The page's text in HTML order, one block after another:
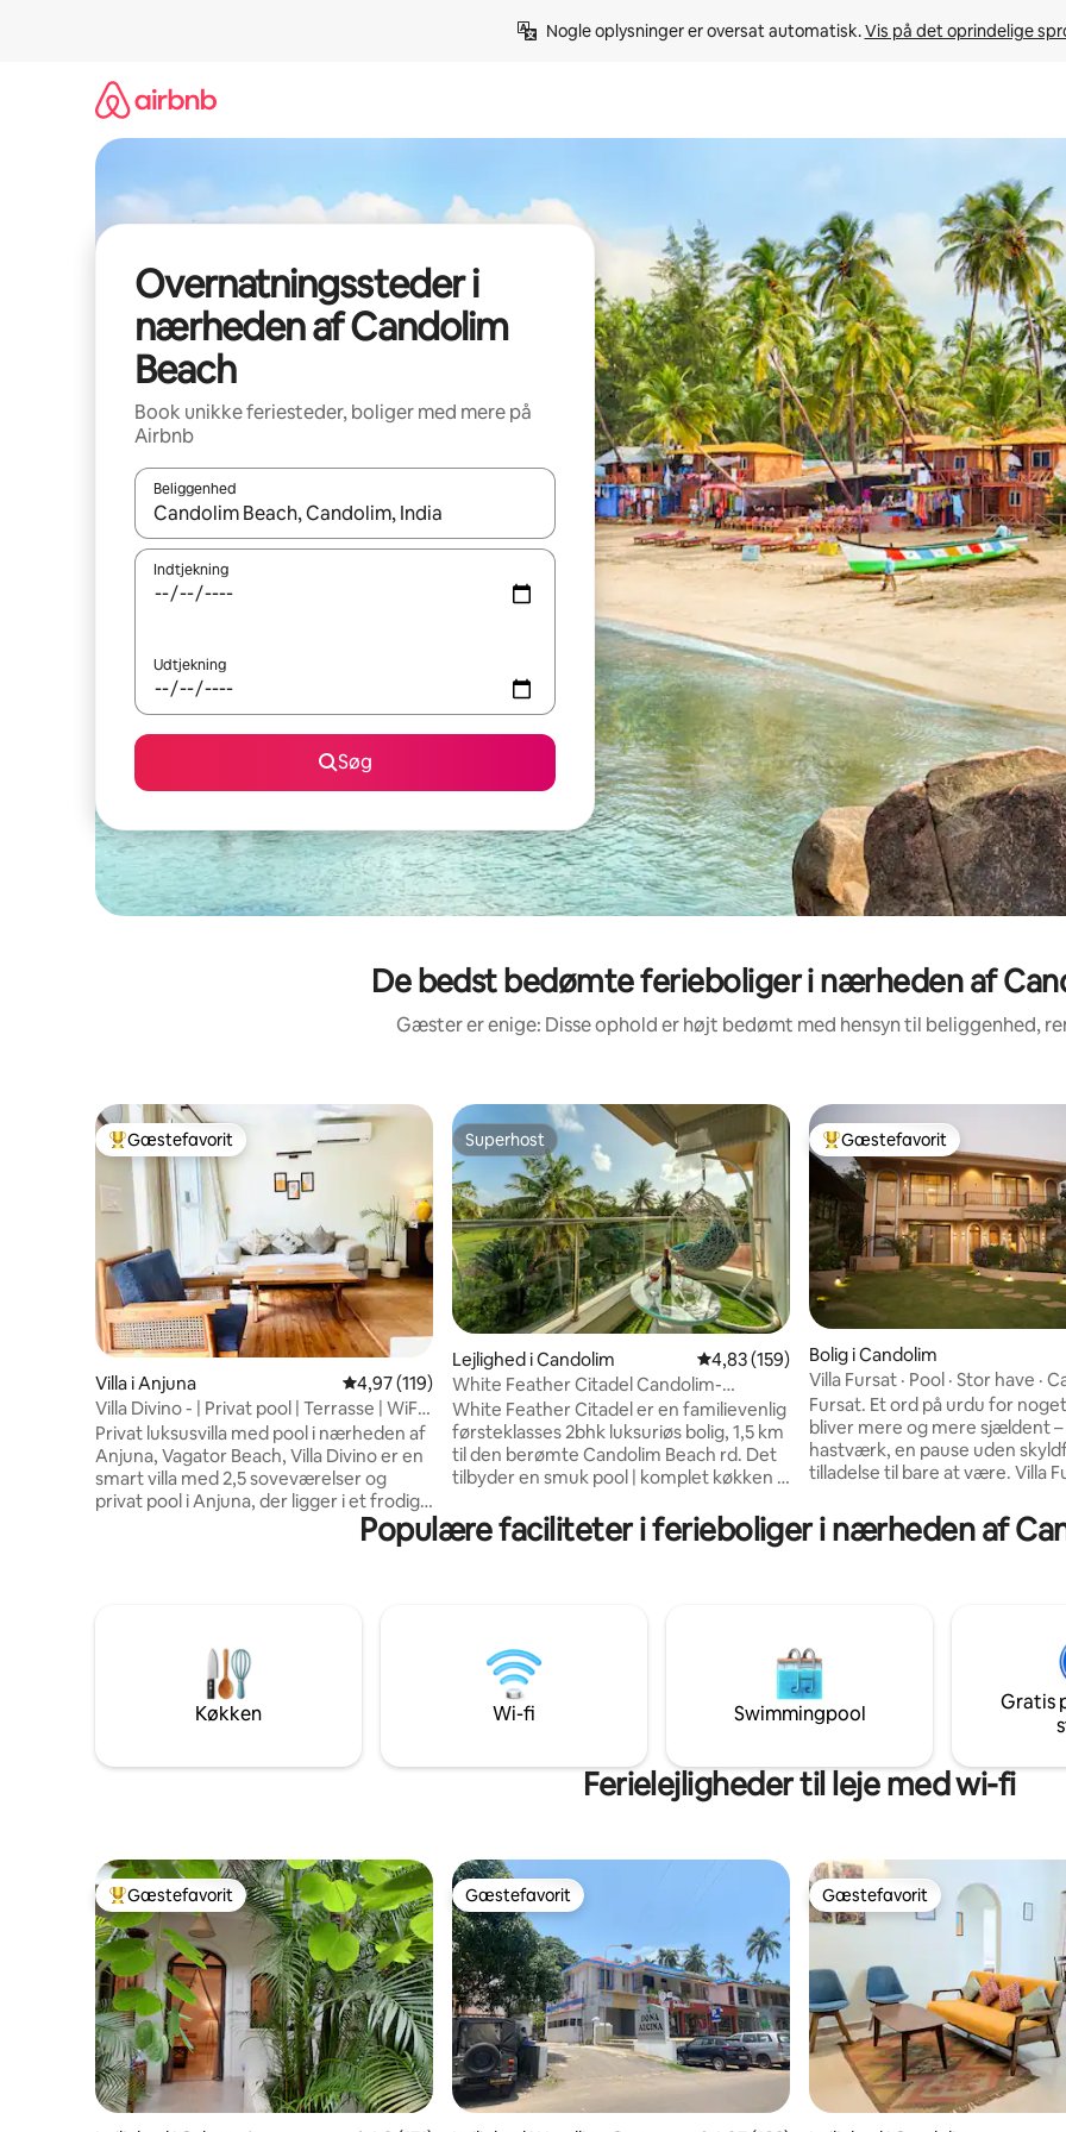
Nogle oplysninger er oversat automatisk. Vis på det oprindelige
Overnatningssteder i
nærheden af Candolim
Beach
Book unikke feriesteder, boliger med mere på
Airbnb
Beliggenhed
Når resultaterne er tilgængelige, skal du navigere med piletasterne op og ned eller se mere ved at trykke eller stryge.
Indtjekning
Udtjekning
Søg
De bedst bedømte ferieboliger i nærheden af
Gæster er enige: Disse ophold er højt bedømt med hensyn til beliggenhed,
Bedste gæstefavorit
Gæstefavorit
Villa i Anjuna 4,97 ud af 5 i gennemsnitlig bedømmelse, 119 omtaler
4,97 (119)
Villa Divino - | Privat pool | Terrasse | WiFi |
Strand
Privat luksusvilla med pool i nærheden af
Anjuna, Vagator Beach, Villa Divino er en
smart villa med 2,5 soveværelser og
privat pool i Anjuna, der ligger i et frodigt,
stille grønt område, men kun få minutter
fra Goas hotteste caféer, strande og
bakkerne i Nord-Goa, kun 1,5 km fra
Vagator Beach, en kort køretur til Anjuna
Beach, lige ved siden af Assagao og en
nem køretur til Morjim, Ashwem,
Superhost
Superhost
Lejlighed i Candolim 4,83 ud af 5 i gennemsnitlig bedømmelse,
4,83 (159)
White Feather Citadel Candolim-
stranden
White Feather Citadel er en familievenlig
førsteklasses 2bhk luksuriøs bolig, 1,5 km
til den berømte Candolim Beach rd. Det
tilbyder en smuk pool | komplet køkken |
sikkert, 24-timers bevogtet, eksklusivt,
luksuriøst område med videotelefoner,
frodig natur 5 min kørsel til strande,
restauranter, supermarkeder,
natklubber, kasinoer, levende musik og
marked
Bedste gæstefavorit
Gæstefavorit
Bolig i Candolim
Villa Fursat · Pool · Stor have ·
Fursat. Et ord på urdu for
bliver mere og mere sjældent
hastværk, en pause uden
tilladelse til bare at være. Villa
med 4 soveværelser i de rolige
Candolim, udvalgt af Airbnb
indretning, en stor privat have
kvadratmeter og en privat pool
sammen til din rådighed med
fuldstændig
hele dit ophold.
Populære faciliteter i ferieboliger i nærheden af
Køkken Wi-fi Swimmingpool
Gratis
Ferielejligheder til leje med wi-fi
Bedste gæstefavorit
Gæstefavorit Gæstefavorit
Gæstefavorit Gæstefavorit
Gæstefavorit